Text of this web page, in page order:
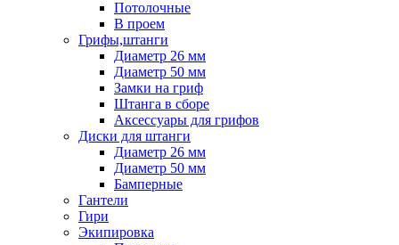
Потолочные
В проем
Грифы,штанги
Диаметр 26 мм
Диаметр 50 мм
Замки на гриф
Штанга в сборе
Аксессуары для грифов
Диски для штанги
Диаметр 26 мм
Диаметр 50 мм
Бамперные
Гантели
Гири
Экипировка